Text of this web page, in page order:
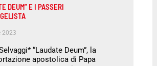
DEUM” E I PASSERI
2023
“Laudate Deum”, la
apostolica di Papa